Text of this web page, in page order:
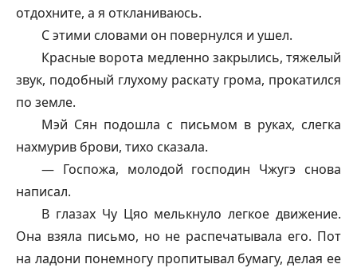
отдохните, а я откланиваюсь.
С этими словами он повернулся и ушел.
Красные ворота медленно закрылись, тяжелый
звук, подобный глухому раскату грома, прокатился
по земле.
Мэй Сян подошла с письмом в руках, слегка
нахмурив брови, тихо сказала.
— Госпожа, молодой господин Чжугэ снова
написал.
В глазах Чу Цяо мелькнуло легкое движение.
Она взяла письмо, но не распечатывала его. Пот
на ладони понемногу пропитывал бумагу, делая ее